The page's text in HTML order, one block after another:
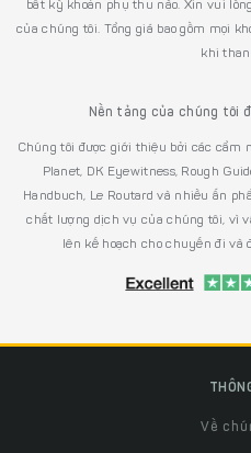
bất kỳ khoản phụ thu nào. Xin vui
của chúng tôi. Tổng giá bao gồm mọi
khi
Nền tảng của chúng tôi
Chúng tôi được giới thiệu bởi các cẩm
Planet, DK Eyewitness, Rough
Handbuch, Le Routard và nhiều ấn
chất lượng dịch vụ của chúng tôi, vì
lên kế hoạch cho chuyến đi
Về